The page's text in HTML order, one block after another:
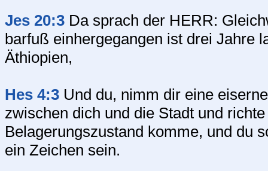
Jes 20:3 Da sprach der HERR:
barfuß einhergegangen ist drei Jahre
Äthiopien,
Hes 4:3 Und du, nimm dir eine
zwischen dich und die Stadt und
Belagerungszustand komme, und du
ein Zeichen sein.